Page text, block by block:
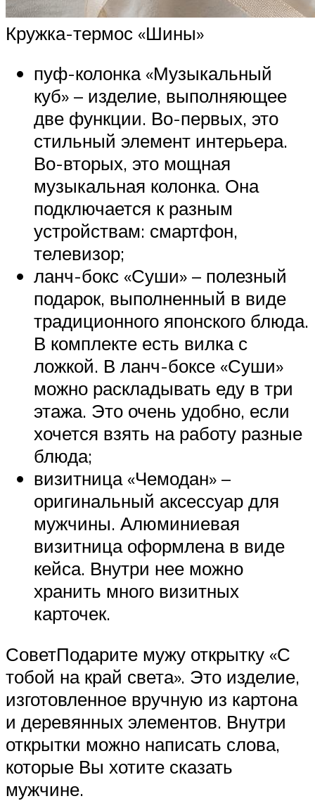
Кружка-термос «Шины»
пуф-колонка «Музыкальный
куб» – изделие, выполняющее
две функции. Во-первых, это
стильный элемент интерьера.
Во-вторых, это мощная
музыкальная колонка. Она
подключается к разным
устройствам: смартфон,
телевизор;
ланч-бокс «Суши» – полезный
подарок, выполненный в виде
традиционного японского блюда.
В комплекте есть вилка с
ложкой. В ланч-боксе «Суши»
можно раскладывать еду в три
этажа. Это очень удобно, если
хочется взять на работу разные
блюда;
визитница «Чемодан» –
оригинальный аксессуар для
мужчины. Алюминиевая
визитница оформлена в виде
кейса. Внутри нее можно
хранить много визитных
карточек.
СоветПодарите мужу открытку «С
тобой на край света». Это изделие,
изготовленное вручную из картона
и деревянных элементов. Внутри
открытки можно написать слова,
которые Вы хотите сказать
мужчине.